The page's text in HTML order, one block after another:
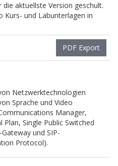
die aktuellste Version geschult.
Kurs- und Labunterlagen in
PDF Export
Netzwerktechnologien
Sprache und Video
Manager,
Plan, Single Public Switched
und SIP-
Protocol).